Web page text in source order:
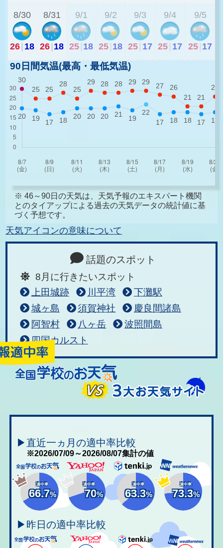
8/30
26| 18
8/31
26|18
9/1
25 18
9/2
25 18
9/3
25 17
9/4
25 17
9/5
25 17
90日間気温(最高・最低気温)
※ 46～90日の天気は、天気予報のエキスパート機関
とのタイアップによる過去の天気データの統計値に基
づく予想です。
天気アイコンの意味について
話題のスポット
8月に行きたいスポット
上田城跡
川平湾
下灘駅
城ヶ島
須賀神社
慶良間諸島
阿智村
八ヶ岳
波照間島
四国カルスト
▶直近一ヵ月の適中率比較
※2026/07/09～2026/08/07集計の値
適中率
66.7%
適中率
70%
適中率
63.3%
適中率
73.3%
▶昨日の適中率比較